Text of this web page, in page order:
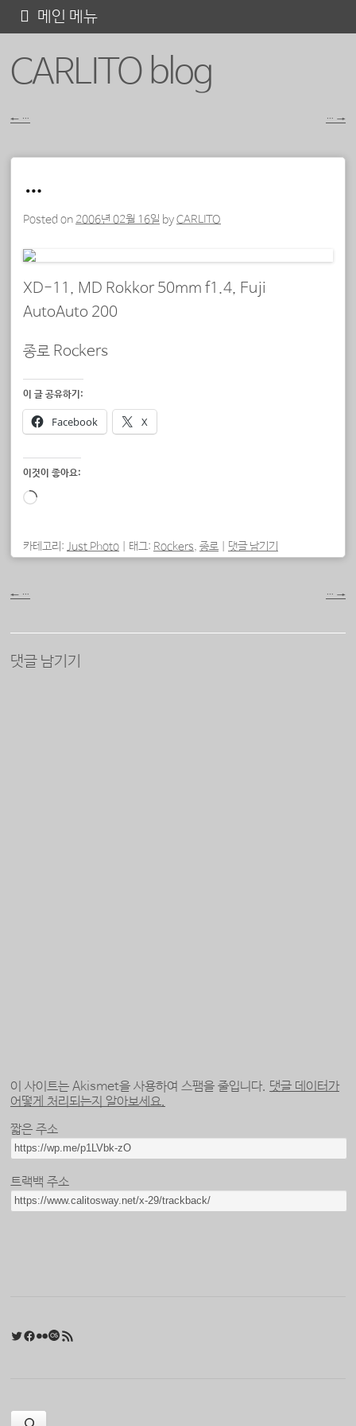
CARLITO blog
메인 메뉴
텐
← … … →
…
Posted on 2006년 02월 16일 byCARLITO
XD-11, MD Rokkor 50mm f1.4, Fuji
AutoAuto 200
종로 Rockers
이 글 공유하기:
Facebook X
이것이 좋아요:
로
중...
카테고리: Just Photo 태그: Rockers, 종로 댓글 남기기
← … … →
댓글 남기기
이 사이트는 Akismet을 사용하여 스팸을 줄입니다. 댓글 데이터가
어떻게 처리되는지 알아보세요.
짧은 주소
트랙백 주소
Twitter
Facebook
FlickrLast.fm
검색